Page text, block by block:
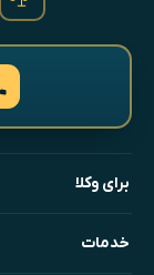
برای وکلا
خدمات